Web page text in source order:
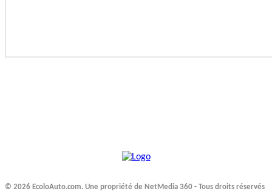
© 2026 EcoloAuto.com. Une propriété de NetMedia 360 - Tous droits réservés